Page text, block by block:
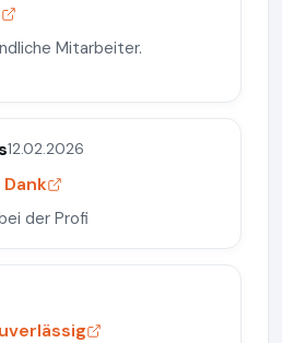
Mitarbeiter.
12.02.2026
der Profi